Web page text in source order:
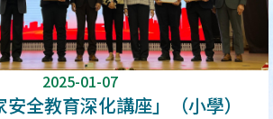
2025-01-07
安全教育深化講座」（小學）